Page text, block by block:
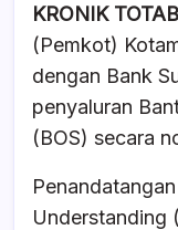
c
e
b
o
k
at
s
A
p
p
KRONIK
(Pemkot)
dengan Bank
penyaluran
(BOS) secara
Understanding